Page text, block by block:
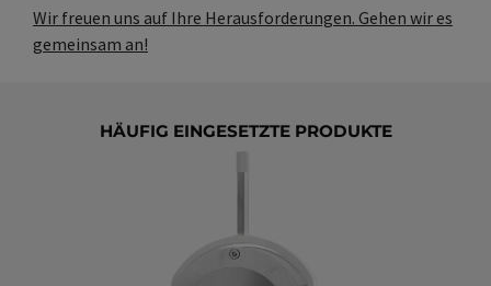
Wir freuen uns auf Ihre Herausforderungen. Gehen wir es
gemeinsam an!
HÄUFIG EINGESETZTE PRODUKTE